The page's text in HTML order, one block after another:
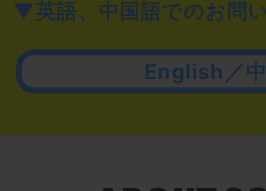
▼英語、中国語でのお問
English／